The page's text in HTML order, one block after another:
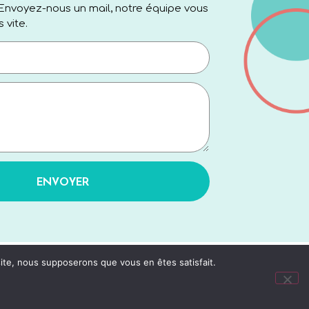
nous un mail, notre équipe vous
vite.
ENVOYER
nous supposerons que vous en êtes satisfait.